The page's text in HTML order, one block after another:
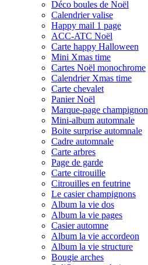
Déco boules de Noël
Calendrier valise
Happy mail 1 page
ACC-ATC Noël
Carte happy Halloween
Mini Xmas time
Cartes Noël monochrome
Calendrier Xmas time
Carte chevalet
Panier Noël
Marque-page champignon
Mini-album automnale
Boite surprise automnale
Cadre automnale
Carte arbres
Page de garde
Carte citrouille
Citrouilles en feutrine
Le casier champignons
Album la vie dos
Album la vie pages
Casier automne
Album la vie accordeon
Album la vie structure
Bougie arches